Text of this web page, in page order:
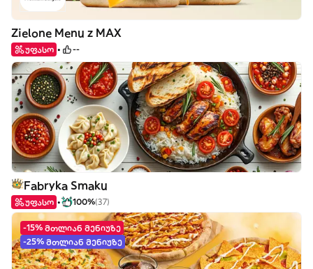
Zielone Menu z MAX
უფასო --
Fabryka Smaku
უფასო 100%(37)
-15% მთლიან მენიუზე
-25% მთლიან მენიუზე